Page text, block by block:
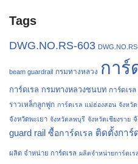
Tags
DWG.NO.RS-603
beam guardrail กรมทางหลวง การ์
การ์ดเรล กรมทางหลวงชนบท การ์ดเร
ราวเหล็กลูกฟูก การ์ดเรล แม่ฮ่องสอน จังหวั
จังหวัดพะเยา จังหวัดลพบุรี จังหวัดเชียงราย
guard rail ซื้อการ์ดเรล ติดตั้งการ์
ผลิต จำหน่าย การ์ดเรล ผลิตจำหน่ายการ์ดเร